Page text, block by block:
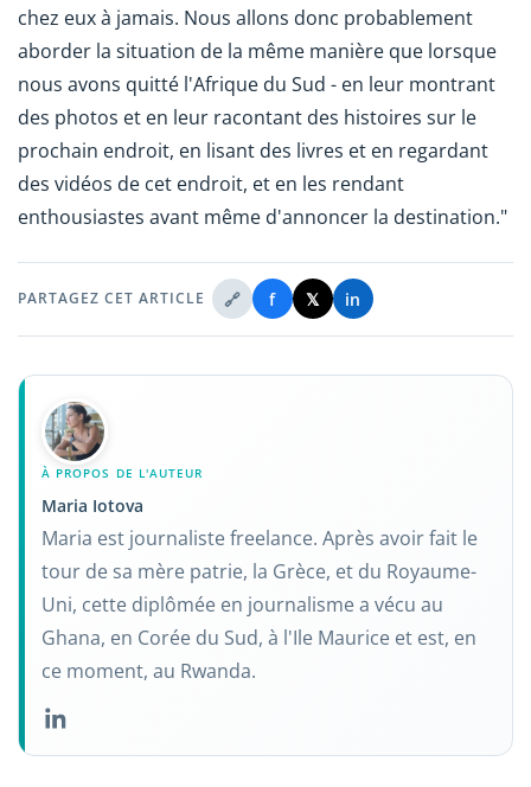
chez eux à jamais. Nous allons donc probablement
aborder la situation de la même manière que lorsque
nous avons quitté l'Afrique du Sud - en leur montrant
des photos et en leur racontant des histoires sur le
prochain endroit, en lisant des livres et en regardant
des vidéos de cet endroit, et en les rendant
enthousiastes avant même d'annoncer la destination."
PARTAGEZ CET ARTICLE 🔗 f 𝕏 in
À PROPOS DE L'AUTEUR
Maria Iotova
Maria est journaliste freelance. Après avoir fait le
tour de sa mère patrie, la Grèce, et du Royaume-
Uni, cette diplômée en journalisme a vécu au
Ghana, en Corée du Sud, à l'Ile Maurice et est, en
ce moment, au Rwanda.